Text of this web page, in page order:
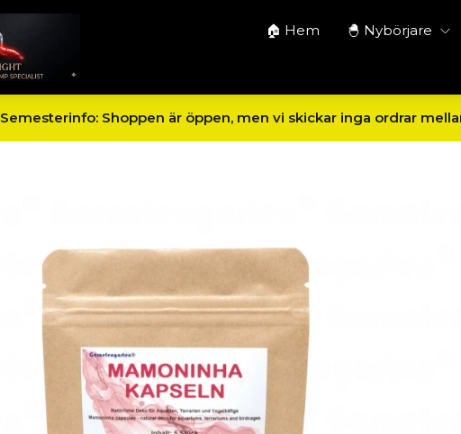
🏠 Hem 🐣 Nybörjare
Semesterinfo: Shoppen är öppen, men vi skickar inga ordrar